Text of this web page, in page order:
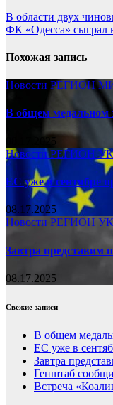
В области двух
ФК «Одесса» сыграл
Похожая запись
Новости РЕГИОН
В общем медальном
08.17.2025
НовостиРЕГИОН
ЕС уже в сентябре
08.17.2025
Новости РЕГИОН
Завтра представим
08.17.2025
Свежие записи
В общем
ЕС уже в
Завтра
Генштаб
Встреча